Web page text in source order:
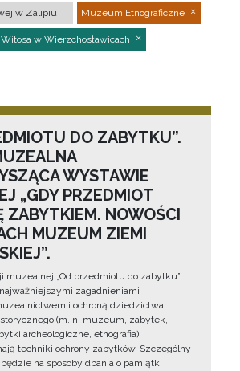
w Zalipiu Muzeum Etnograficzne
w Wierzchosławicach
DO ZABYTKU”.
WYSTAWIE
„GDY PRZEDMIOT
ZABYTKIEM. NOWOŚCI
MUZEUM ZIEMI
muzealnej „Od przedmiotu do zabytku”
zagadnieniami
i ochroną dziedzictwa
(m.in. muzeum, zabytek,
archeologiczne, etnografia).
techniki ochrony zabytków. Szczególny
będzie na sposoby dbania o pamiątki